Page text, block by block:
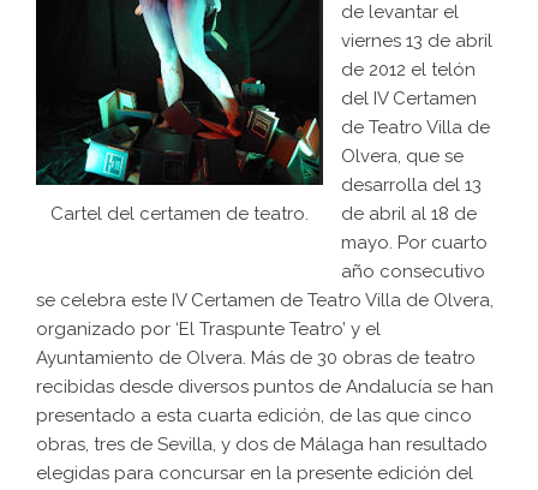
Cartel del certamen de teatro.
de levantar el
viernes 13 de abril
de 2012 el telón
del IV Certamen
de Teatro Villa de
Olvera, que se
desarrolla del 13
de abril al 18 de
mayo. Por cuarto
año consecutivo
se celebra este IV Certamen de Teatro Villa de Olvera,
organizado por ‘El Traspunte Teatro’ y el
Ayuntamiento de Olvera. Más de 30 obras de teatro
recibidas desde diversos puntos de Andalucía se han
presentado a esta cuarta edición, de las que cinco
obras, tres de Sevilla, y dos de Málaga han resultado
elegidas para concursar en la presente edición del